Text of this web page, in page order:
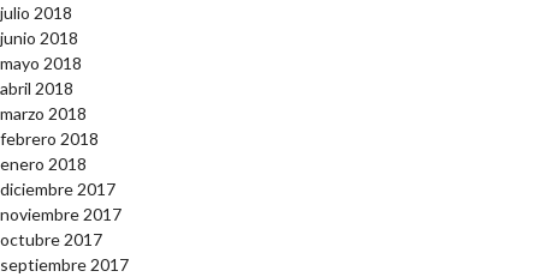
julio 2018
junio 2018
mayo 2018
abril 2018
marzo 2018
febrero 2018
enero 2018
diciembre 2017
noviembre 2017
octubre 2017
septiembre 2017